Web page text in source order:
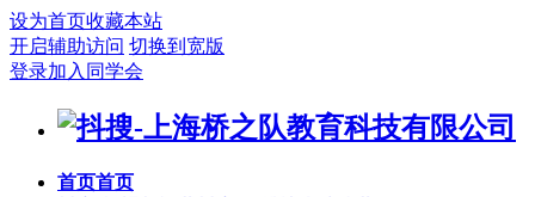
设为首页收藏本站
开启辅助访问 切换到宽版
登录加入同学会
首页首页